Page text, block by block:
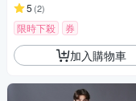
5 (2)
限時下殺 券
加入購物車